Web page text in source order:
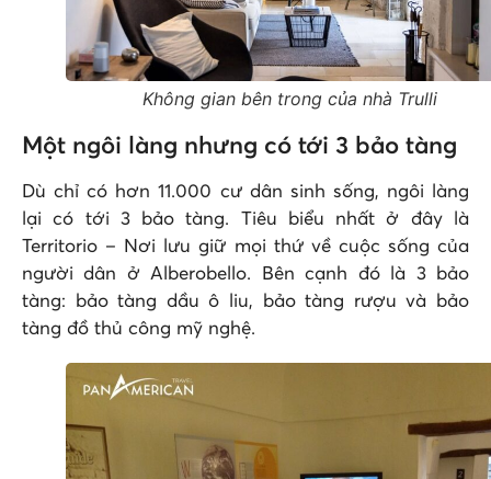
Không gian bên trong của nhà Trulli
Một ngôi làng nhưng có tới 3 bảo tàng
Dù chỉ có hơn 11.000 cư dân sinh sống, ngôi làng
lại có tới 3 bảo tàng. Tiêu biểu nhất ở đây là
Territorio – Nơi lưu giữ mọi thứ về cuộc sống của
người dân ở Alberobello. Bên cạnh đó là 3 bảo
tàng: bảo tàng dầu ô liu, bảo tàng rượu và bảo
tàng đồ thủ công mỹ nghệ.